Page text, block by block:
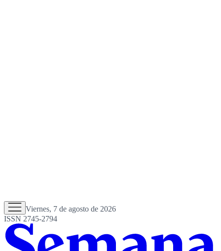
Viernes, 7 de agosto de 2026
ISSN 2745-2794